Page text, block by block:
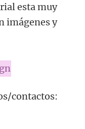
esta muy
imágenes y
contactos: